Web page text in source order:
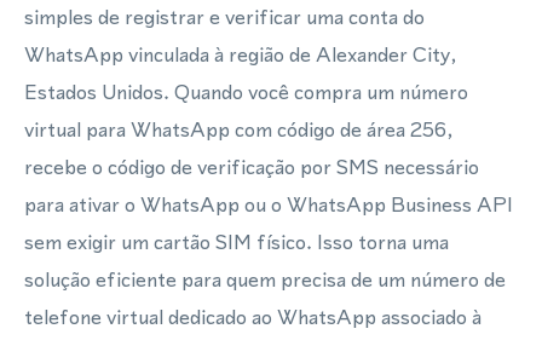
simples de registrar e verificar uma conta do
WhatsApp vinculada à região de Alexander City,
Estados Unidos. Quando você compra um número
virtual para WhatsApp com código de área 256,
recebe o código de verificação por SMS necessário
para ativar o WhatsApp ou o WhatsApp Business API
sem exigir um cartão SIM físico. Isso torna uma
solução eficiente para quem precisa de um número de
telefone virtual dedicado ao WhatsApp associado à